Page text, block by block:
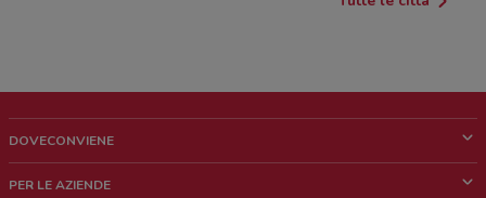
DOVECONVIENE
PER LE AZIENDE